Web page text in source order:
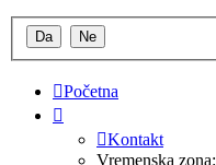
Početna
Kontakt
Vremenska zona: